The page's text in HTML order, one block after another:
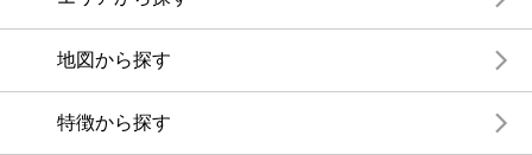
地図から探す
特徴から探す